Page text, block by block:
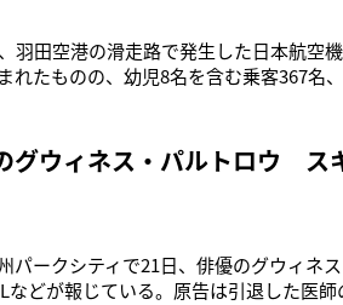
羽田空港の滑走路で発生した日本航空
れたものの、幼児8名を含む乗客367名
った地震に次ぐ凄惨な事故に、日本中
搬送するため、新
グウィネス・パルトロウ ス
パークシティで21日、俳優のグウィネ
などが報じている。原告は引退した医